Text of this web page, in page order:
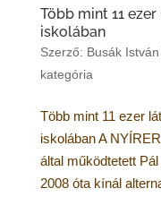
Több mint 11
iskolában
Szerző: Busák István
kategória
Több mint 11 ezer
iskolában A
által működtetett
2008 óta kínál